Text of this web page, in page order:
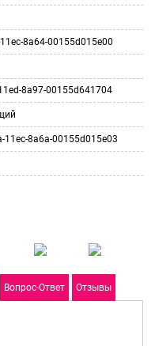
8a64-00155d015e00
8a97-00155d641704
11ec-8a6a-00155d015e03
Вопрос-Ответ Отзывы